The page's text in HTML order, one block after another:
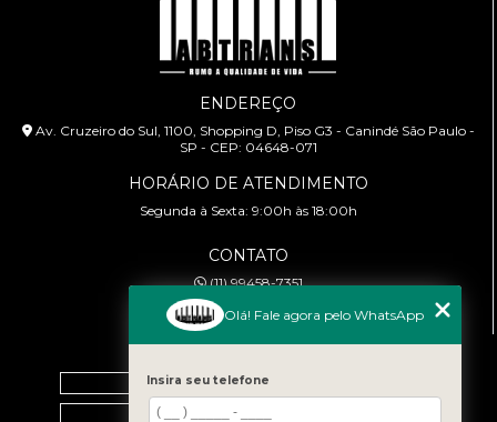
ENDEREÇO
Av. Cruzeiro do Sul, 1100, Shopping D, Piso G3 - Canindé São Paulo -
SP - CEP: 04648-071
HORÁRIO DE ATENDIMENTO
Segunda à Sexta: 9:00h às 18:00h
CONTATO
(11) 99458-7351
cursoabtrans@gmail.com
Home
Empresa
Olá! Fale agora pelo WhatsApp
Insira seu telefone